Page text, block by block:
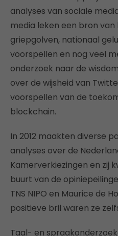
analyses van sociale
media leken een bron van
griepgolven, nationaal
voorspellen en nog veel
onderzoek naar de
over de wijsheid van
voorspellen van de
blockchain.
In 2012 maakten diverse
analyses over de
Kamerverkiezingen en zij
buurt van de
TNS NIPO en Maurice de
positieve bril waren ze
Taal- en